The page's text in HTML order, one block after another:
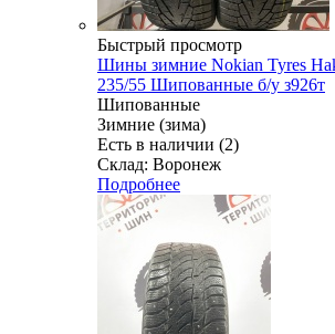
Быстрый просмотр
Шины зимние Nokian Tyres
235/55 Шипованные б/у з926т
Шипованные
Зимние (зима)
Есть в наличии (2)
Склад: Воронеж
Подробнее